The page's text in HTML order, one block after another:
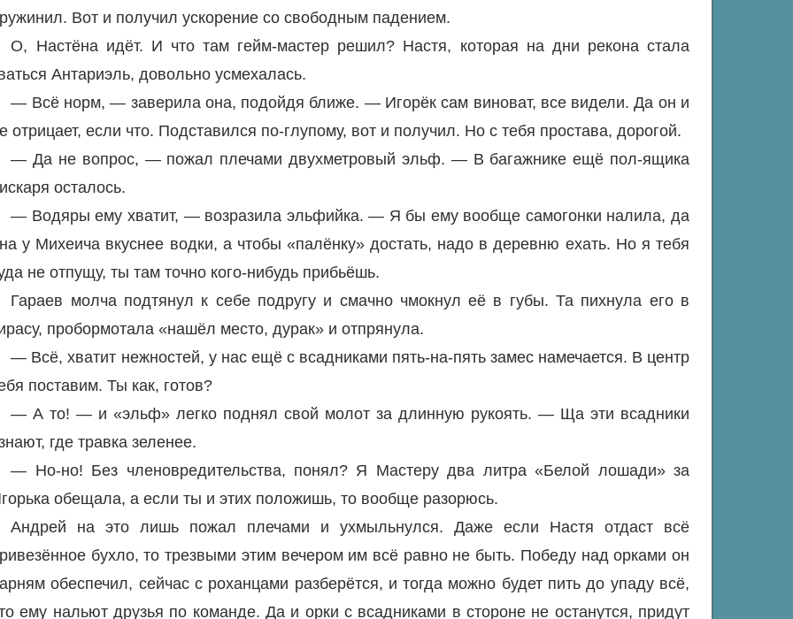
Вот и получил ускорение со свободным падением.
О, Настёна идёт. И что там гейм-мастер решил? Настя, которая на дни рекона стала
Антариэль, довольно усмехалась.
— Всё норм, — заверила она, подойдя ближе. — Игорёк сам виноват, все видели. Да он и
отрицает, если что. Подставился по-глупому, вот и получил. Но с тебя простава, дорогой.
— Да не вопрос, — пожал плечами двухметровый эльф. — В багажнике ещё пол-ящика
осталось.
— Водяры ему хватит, — возразила эльфийка. — Я бы ему вообще самогонки налила, да
у Михеича вкуснее водки, а чтобы «палёнку» достать, надо в деревню ехать. Но я тебя
не отпущу, ты там точно кого-нибудь прибьёшь.
Гараев молча подтянул к себе подругу и смачно чмокнул её в губы. Та пихнула его в
пробормотала «нашёл место, дурак» и отпрянула.
— Всё, хватит нежностей, у нас ещё с всадниками пять-на-пять замес намечается. В центр
поставим. Ты как, готов?
— А то! — и «эльф» легко поднял свой молот за длинную рукоять. — Ща эти всадники
где травка зеленее.
— Но-но! Без членовредительства, понял? Я Мастеру два литра «Белой лошади» за
обещала, а если ты и этих положишь, то вообще разорюсь.
Андрей на это лишь пожал плечами и ухмыльнулся. Даже если Настя отдаст всё
бухло, то трезвыми этим вечером им всё равно не быть. Победу над орками он
обеспечил, сейчас с роханцами разберётся, и тогда можно будет пить до упаду всё,
ему нальют друзья по команде. Да и орки с всадниками в стороне не останутся, придут